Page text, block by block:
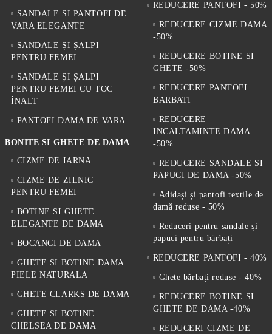
SANDALE SI PANTOFI DE
VARA ELEGANTE
SANDALE ȘI ȘALPI
PENTRU FEMEI
SANDALE ȘI ȘALPI
PENTRU FEMEI CU TOC
ÎNALT
PANTOFI DAMA DE VARA
BONITE SI GHETE DE DAMA
CIZME DE IARNA
CIZME DE ZILNIC
PENTRU FEMEI
BOTINE SI GHETE
ELEGANTE DE DAMA
BOCANCI DE DAMA
GHETE SI BOTINE DAMA
PIELE NATURALA
GHETE CLARKS DE DAMA
GHETE SI BOTINE
CHELSEA DE DAMA
REDUCERE PANTOFI - 50%
REDUCERE CIZME DAMA
-50%
REDUCERE BOTINE SI
GHETE -50%
REDUCERE PANTOFI
BARBATI
REDUCERE
INCALTAMINTE DAMA
-50%
REDUCERE SANDALE SI
PAPUCI DE DAMA -50%
Adidași și pantofi textile de
damă reduse - 50%
Reduceri pentru sandale și
papuci pentru bărbați
REDUCERE PANTOFI - 40%
Ghete bărbați reduse - 40%
REDUCERE BOTINE SI
GHETE DE DAMA -40%
REDUCERI CIZME DE